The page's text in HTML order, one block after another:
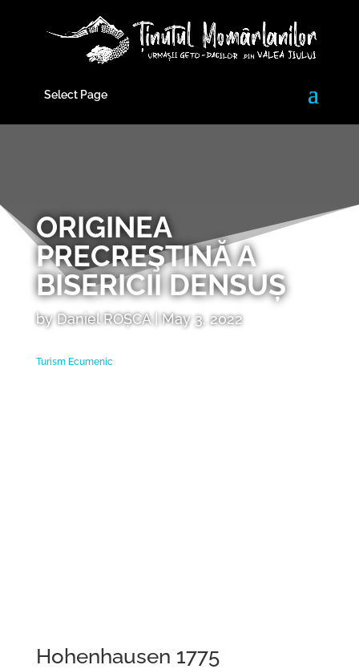
Select Page
ORIGINEA
PRECREŞTINĂ A
BISERICII DENSUȘ
byDaniel ROȘCA|May 3, 2022
Turism Ecumenic
Hohenhausen 1775